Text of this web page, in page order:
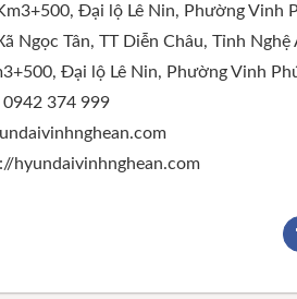
Đại lộ Lê Nin, Phường Vinh
Ngọc Tân, TT Diễn Châu, Tỉnh
Đại lộ Lê Nin, Phường Vinh
0942 374 999
hyundaivinhnghean.com